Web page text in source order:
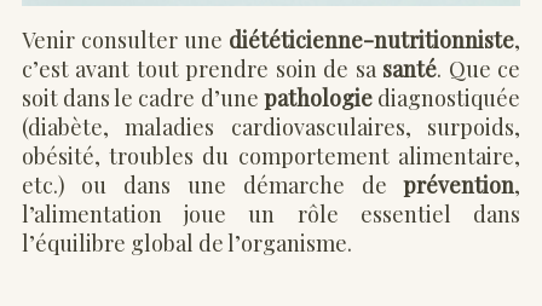
Venir consulter une diététicienne-nutritionniste,
c’est avant tout prendre soin de sa santé. Que ce
soit dans le cadre d’unepathologie diagnostiquée
(diabète, maladies cardiovasculaires, surpoids,
obésité, troubles du comportement alimentaire,
etc.) ou dans une démarche deprévention,
l’alimentation joue un rôle essentiel dans
l’équilibre global de l’organisme.